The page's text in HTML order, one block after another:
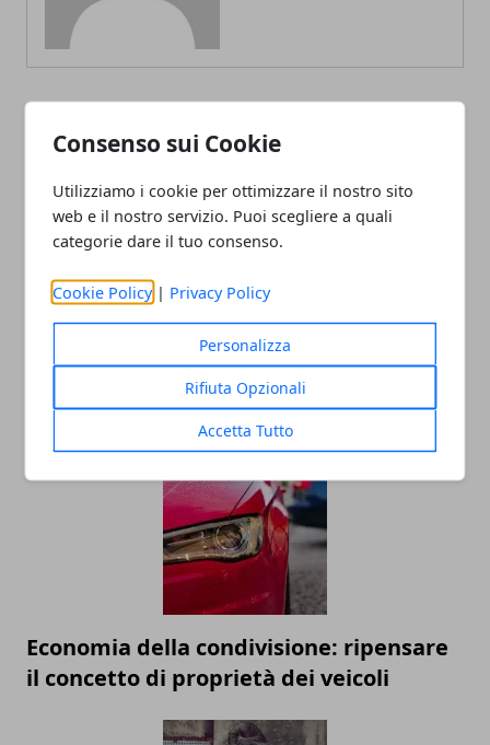
Consenso sui Cookie
Utilizziamo i cookie per ottimizzare il nostro sito
web e il nostro servizio. Puoi scegliere a quali
categorie dare il tuo consenso.
Cookie Policy | Privacy Policy
Personalizza
Rifiuta Opzionali
Accetta Tutto
ARTICOLI CORRELATI
Musica e spettacolo: l'arte del booking
cantanti per eventi perfetti
Economia della condivisione: ripensare
il concetto di proprietà dei veicoli